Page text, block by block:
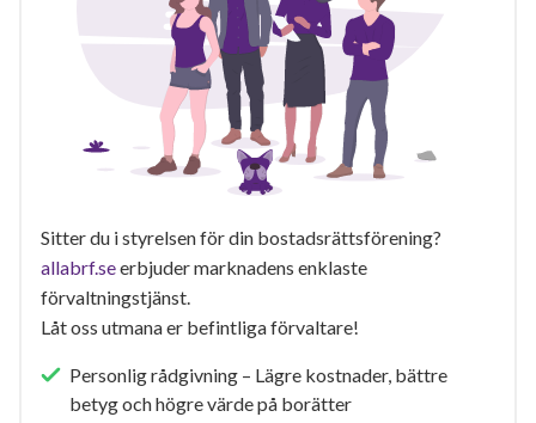
Sitter du i styrelsen för din bostadsrättsförening?
allabrf.seerbjuder marknadens enklaste
förvaltningstjänst.
Låt oss utmana er befintliga förvaltare!
Personlig rådgivning – Lägre kostnader, bättre
betyg och högre värde på borätter